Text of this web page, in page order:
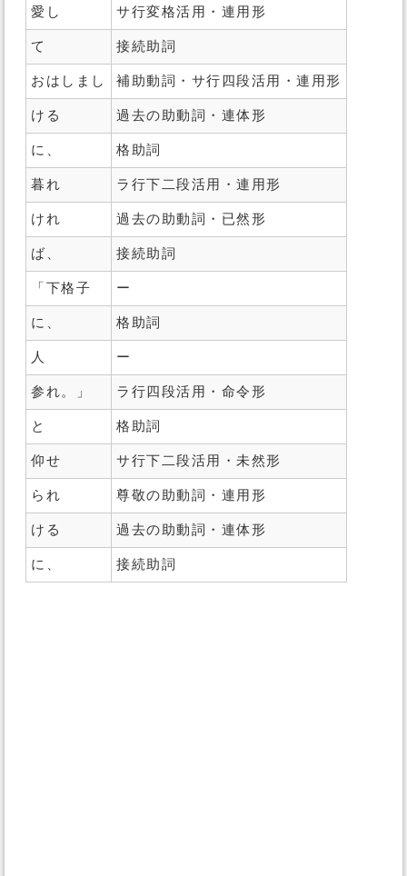
愛し サ行変格活用・連用形
て 接続助詞
おはしまし 補助動詞・サ行四段活用・連用形
ける 過去の助動詞・連体形
に、 格助詞
暮れ ラ行下二段活用・連用形
けれ 過去の助動詞・已然形
ば、 接続助詞
「下格子 ー
に、 格助詞
人 ー
参れ。」 ラ行四段活用・命令形
と 格助詞
仰せ サ行下二段活用・未然形
られ 尊敬の助動詞・連用形
ける 過去の助動詞・連体形
に、 接続助詞